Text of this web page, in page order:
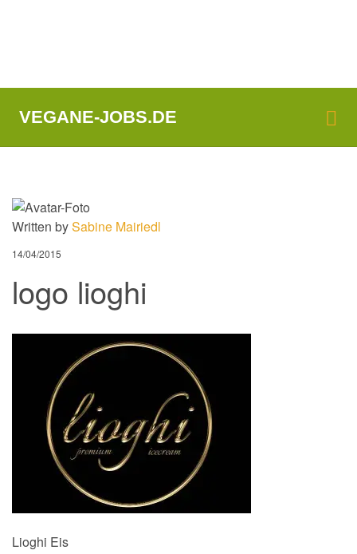
VEGANE-JOBS.DE
Written bySabine Mairiedl
14/04/2015
logo lioghi
Lioghi Eis